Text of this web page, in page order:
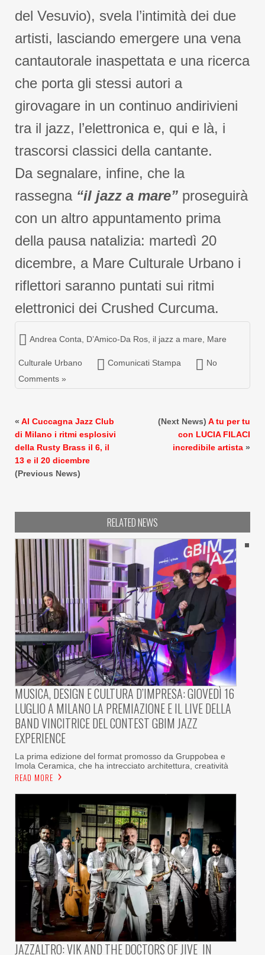
del Vesuvio), svela l’intimità dei due
artisti, lasciando emergere una vena
cantautorale inaspettata e una ricerca
che porta gli stessi autori a
girovagare in un continuo andirivieni
tra il jazz, l’elettronica e, qui e là, i
trascorsi classici della cantante.
Da segnalare, infine, che la
rassegna“il jazz a mare” proseguirà
con un altro appuntamento prima
della pausa natalizia: martedì 20
dicembre, a Mare Culturale Urbano i
riflettori saranno puntati sui ritmi
elettronici dei Crushed Curcuma.
Andrea Conta D’Amico-Da Ros il jazz a mare Mare
Culturale Urbano Comunicati Stampa
No
Comments »
« Al Cuccagna Jazz Club
di Milano i ritmi esplosivi
della Rusty Brass il 6, il
13 e il 20 dicembre
(Previous News)
(Next News) A tu per tu
con LUCIA FILACI
incredibile artista »
RELATED NEWS
MUSICA, DESIGN E CULTURA D’IMPRESA: GIOVEDÌ 16
LUGLIO A MILANO LA PREMIAZIONE E IL LIVE DELLA
BAND VINCITRICE DEL CONTEST GBIM JAZZ
EXPERIENCE
La prima edizione del format promosso da Gruppobea e
Imola Ceramica, che ha intrecciato architettura, creatività
READ MORE
JAZZALTRO: VIK AND THE DOCTORS OF JIVE IN